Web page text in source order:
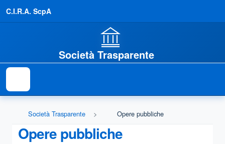
C.I.R.A. ScpA
Società Trasparente
Società Trasparente Opere pubbliche
Opere pubbliche